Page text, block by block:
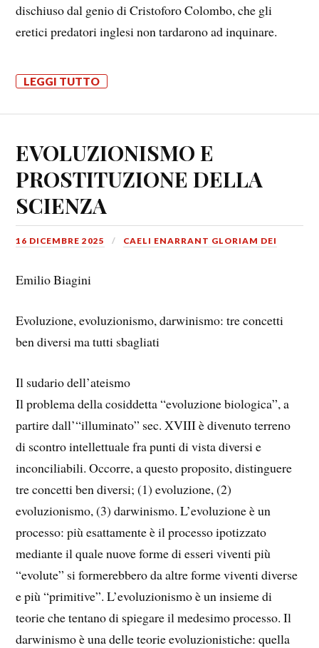
dischiuso dal genio di Cristoforo Colombo, che gli
eretici predatori inglesi non tardarono ad inquinare.
LEGGI TUTTO
EVOLUZIONISMO E
PROSTITUZIONE DELLA
SCIENZA
16 DICEMBRE 2025 CAELI ENARRANT GLORIAM DEI
Emilio Biagini
Evoluzione, evoluzionismo, darwinismo: tre concetti
ben diversi ma tutti sbagliati
Il sudario dell’ateismo
Il problema della cosiddetta “evoluzione biologica”, a
partire dall’“illuminato” sec. XVIII è divenuto terreno
di scontro intellettuale fra punti di vista diversi e
inconciliabili. Occorre, a questo proposito, distinguere
tre concetti ben diversi; (1) evoluzione, (2)
evoluzionismo, (3) darwinismo. L’evoluzione è un
processo: più esattamente è il processo ipotizzato
mediante il quale nuove forme di esseri viventi più
“evolute” si formerebbero da altre forme viventi diverse
e più “primitive”. L’evoluzionismo è un insieme di
teorie che tentano di spiegare il medesimo processo. Il
darwinismo è una delle teorie evoluzionistiche: quella